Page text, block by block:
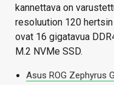
kannettava on
resoluution 120
ovat 16 gigatavua
M.2 NVMe SSD.
Asus ROG Zephyrus